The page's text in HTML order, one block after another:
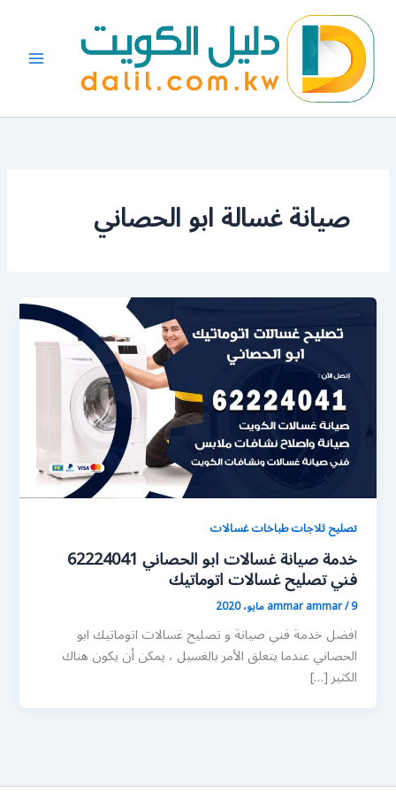
المحتوى
صيانة غسالة ابو الحصاني
تصليح ثلاجات طباخات غسالات
خدمة صيانة غسالات ابو الحصاني 62224041
فني تصليح غسالات اتوماتيك
ammar ammar/9 مايو، 2020
افضل خدمة فني صيانة و تصليح غسالات اتوماتيك ابو
الحصاني عندما يتعلق الأمر بالغسيل ، يمكن أن يكون هناك
الكثير […]